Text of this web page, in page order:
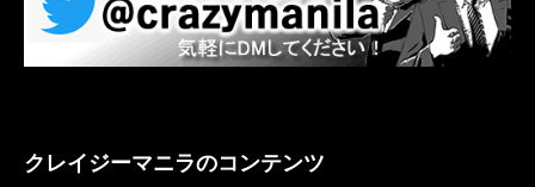
クレイジーマニラのコンテンツ